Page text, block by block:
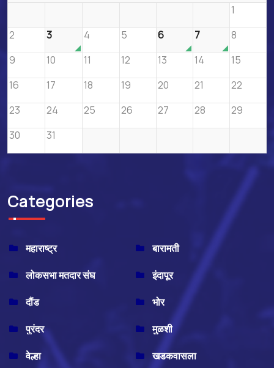
1
2
3 4 5 6 7
8
9
10 11 12 13 14
15
16
17 18 19 20 21
22
23
24 25 26 27 28
29
30
31
Categories
महाराष्ट्र
बारामती
लोकसभा मतदार संघ
इंदापूर
दौंड
भोर
पुरंदर
मुळशी
वेल्हा
खडकवासला